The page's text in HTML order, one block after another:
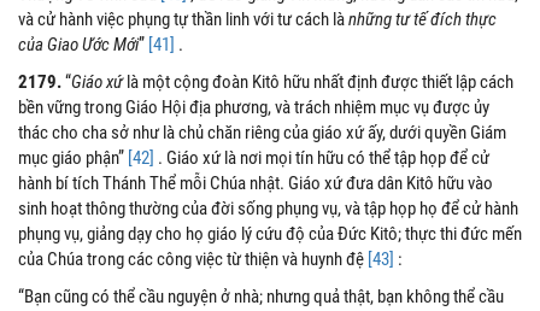
và cử hành việc phụng tự thần linh với tư cách lànhững tư tế đích thực
của Giao Ước Mới” [41] .
2179.“Giáo xứlà một cộng đoàn Kitô hữu nhất định được thiết lập cách
bền vững trong Giáo Hội địa phương, và trách nhiệm mục vụ được ủy
thác cho cha sở như là chủ chăn riêng của giáo xứ ấy, dưới quyền Giám
mục giáo phận” [42] . Giáo xứ là nơi mọi tín hữu có thể tập họp để cử
hành bí tích Thánh Thể mỗi Chúa nhật. Giáo xứ đưa dân Kitô hữu vào
sinh hoạt thông thường của đời sống phụng vụ, và tập họp họ để cử hành
phụng vụ, giảng dạy cho họ giáo lý cứu độ của Đức Kitô; thực thi đức mến
của Chúa trong các công việc từ thiện và huynh đệ [43] :
“Bạn cũng có thể cầu nguyện ở nhà; nhưng quả thật, bạn không thể cầu